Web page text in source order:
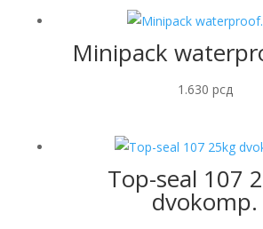
Minipack
1.630 рсд
Top-seal 107
dvokomp.